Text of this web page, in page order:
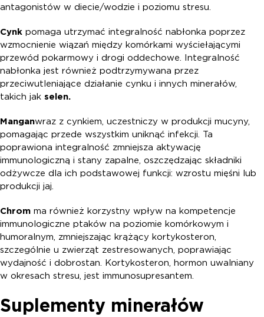
antagonistów w diecie/wodzie i poziomu stresu.
Cynk pomaga utrzymać integralność nabłonka poprzez
wzmocnienie wiązań między komórkami wyściełającymi
przewód pokarmowy i drogi oddechowe. Integralność
nabłonka jest również podtrzymywana przez
przeciwutleniające działanie cynku i innych minerałów,
takich jak selen.
Manganwraz z cynkiem, uczestniczy w produkcji mucyny,
pomagając przede wszystkim uniknąć infekcji. Ta
poprawiona integralność zmniejsza aktywację
immunologiczną i stany zapalne, oszczędzając składniki
odżywcze dla ich podstawowej funkcji: wzrostu mięśni lub
produkcji jaj.
Chrom ma również korzystny wpływ na kompetencje
immunologiczne ptaków na poziomie komórkowym i
humoralnym, zmniejszając krążący kortykosteron,
szczególnie u zwierząt zestresowanych, poprawiając
wydajność i dobrostan. Kortykosteron, hormon uwalniany
w okresach stresu, jest immunosupresantem.
Suplementy minerałów